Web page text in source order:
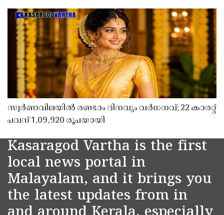
സ്വർണവിലയിൽ രണ്ടാം ദിനവും വർധനവ്; 22 കാരറ്റ്
പവന് 1,09,920 രൂപയായി
Kasaragod Vartha is the first
local news portal in
Malayalam, and it brings you
the latest updates from in